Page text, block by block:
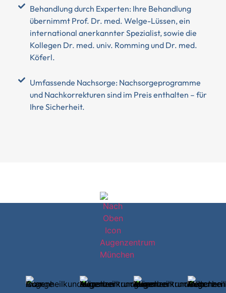
Behandlung durch Experten: Ihre Behandlung
übernimmt Prof. Dr. med. Welge-Lüssen, ein
international anerkannter Spezialist, sowie die
Kollegen Dr. med. univ. Romming und Dr. med.
Köferl.
Umfassende Nachsorge: Nachsorgeprogramme
und Nachkorrekturen sind im Preis enthalten – für
Ihre Sicherheit.